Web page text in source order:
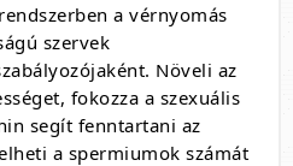
a vérnyomás
szervek
Növeli az
fokozza a szexuális
segít fenntartani az
a spermiumok számát